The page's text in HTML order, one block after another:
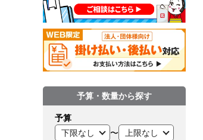
予算・数量から探す
予算
〜